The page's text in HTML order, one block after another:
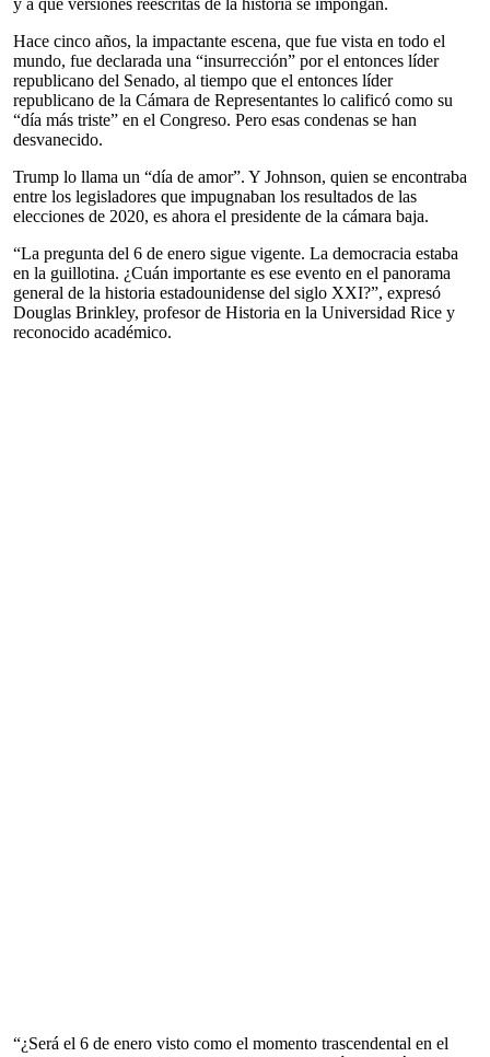
y a que versiones reescritas de la historia se impongan.
Hace cinco años, la impactante escena, que fue vista en todo el
mundo, fue declarada una “insurrección” por el entonces líder
republicano del Senado, al tiempo que el entonces líder
republicano de la Cámara de Representantes lo calificó como su
“día más triste” en el Congreso. Pero esas condenas se han
desvanecido.
Trump lo llama un “día de amor”. Y Johnson, quien se encontraba
entre los legisladores que impugnaban los resultados de las
elecciones de 2020, es ahora el presidente de la cámara baja.
“La pregunta del 6 de enero sigue vigente. La democracia estaba
en la guillotina. ¿Cuán importante es ese evento en el panorama
general de la historia estadounidense del siglo XXI?”, expresó
Douglas Brinkley, profesor de Historia en la Universidad Rice y
reconocido académico.
“¿Será el 6 de enero visto como el momento trascendental en el